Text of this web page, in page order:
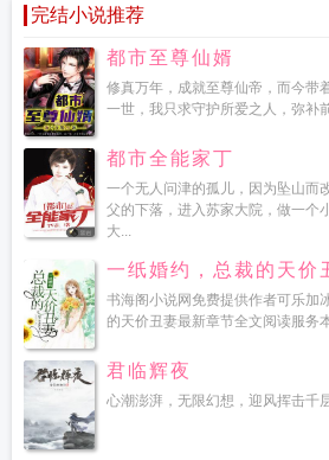
完结小说推荐
都市至尊仙婿
修真万年，成就至尊仙帝，而今带
一世，我只求守护所爱之人，弥补
都市全能家丁
一个无人问津的孤儿，因为坠山而
父的下落，进入苏家大院，做一个
大...
一纸婚约，总裁的天价
书海阁小说网免费提供作者可乐加
的天价丑妻最新章节全文阅读服务
君临辉夜
心潮澎湃，无限幻想，迎风挥击千